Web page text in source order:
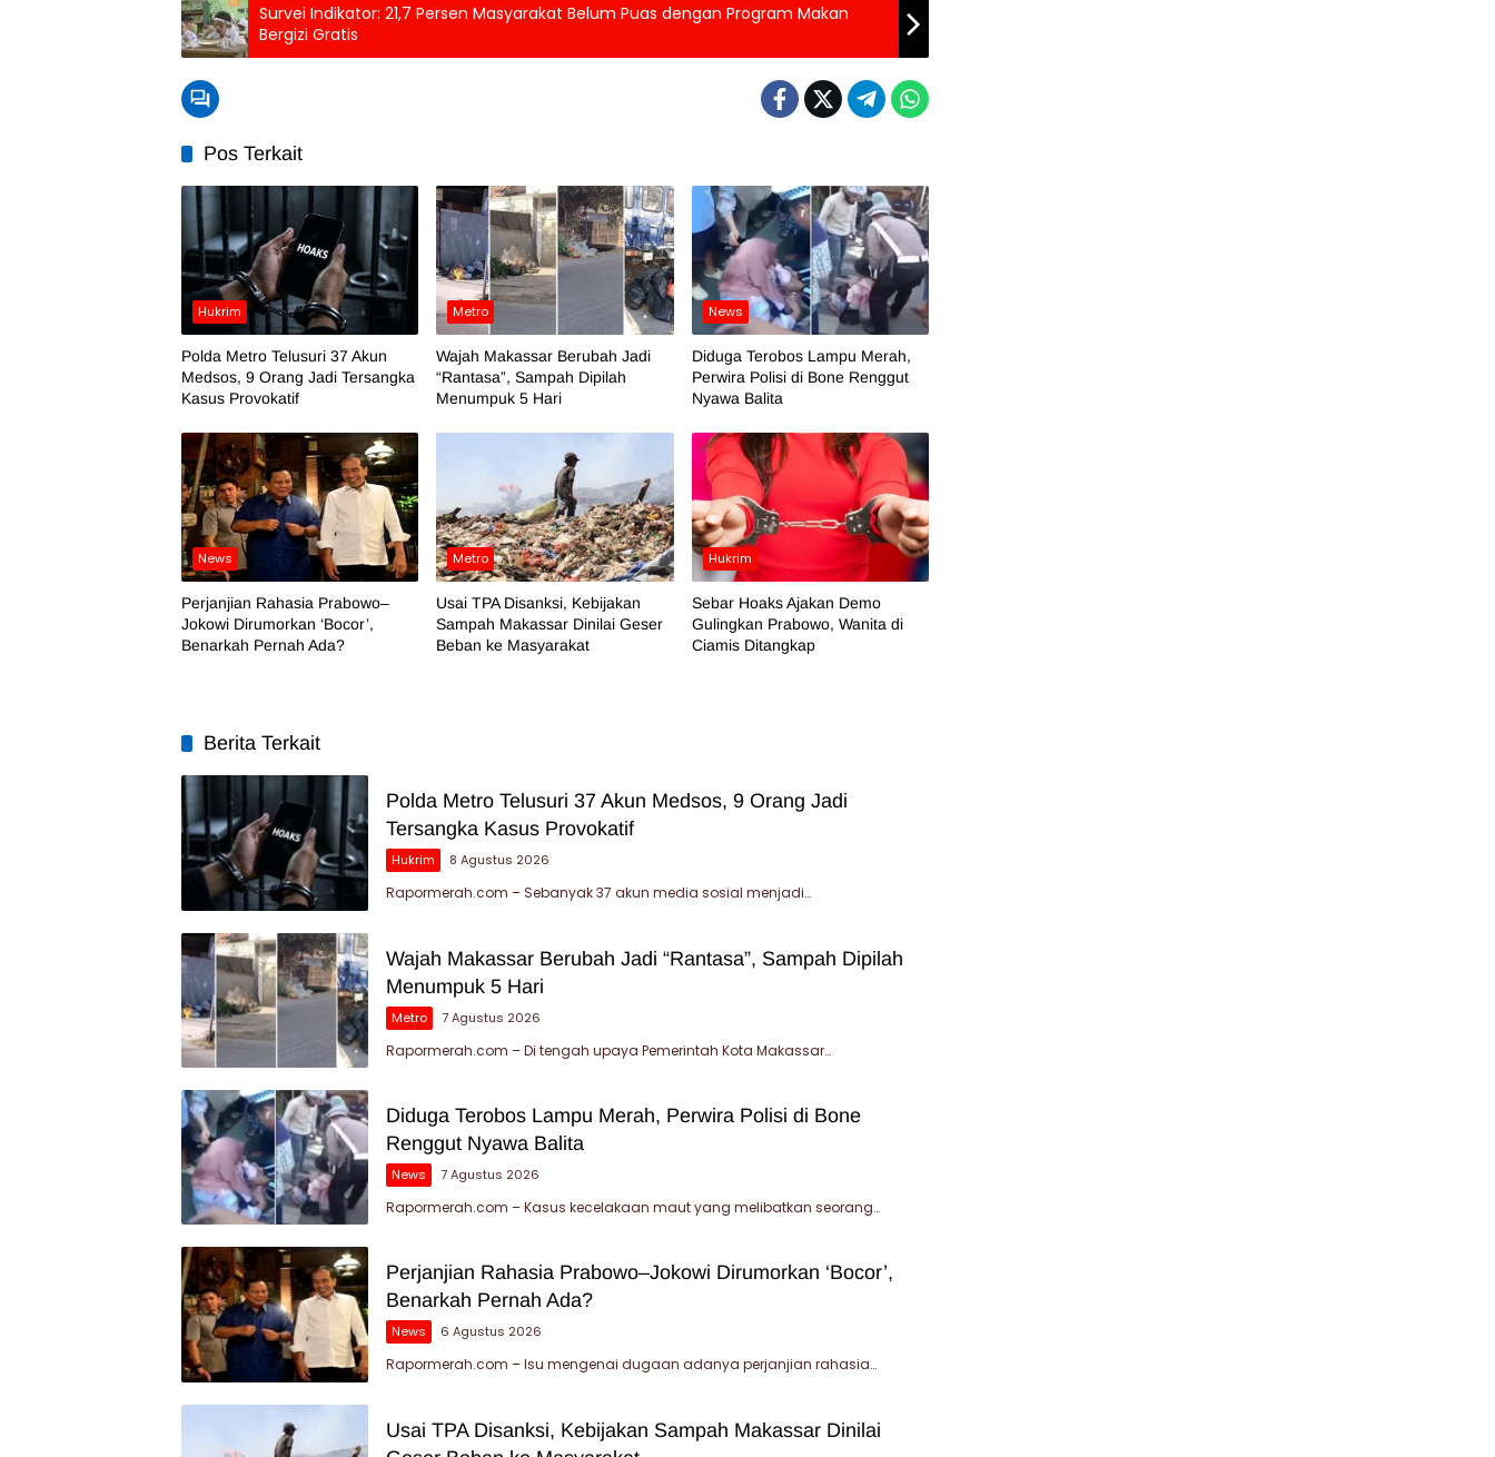
Survei Indikator: 21,7 Persen Masyarakat Belum Puas dengan Program Makan
Bergizi Gratis
Pos Terkait
Hukrim
Polda Metro Telusuri 37 Akun
Medsos, 9 Orang Jadi Tersangka
Kasus Provokatif
Metro
Wajah Makassar Berubah Jadi
“Rantasa”, Sampah Dipilah
Menumpuk 5 Hari
News
Diduga Terobos Lampu Merah,
Perwira Polisi di Bone Renggut
Nyawa Balita
News
Perjanjian Rahasia Prabowo–
Jokowi Dirumorkan ‘Bocor’,
Benarkah Pernah Ada?
Metro
Usai TPA Disanksi, Kebijakan
Sampah Makassar Dinilai Geser
Beban ke Masyarakat
Hukrim
Sebar Hoaks Ajakan Demo
Gulingkan Prabowo, Wanita di
Ciamis Ditangkap
Berita Terkait
Polda Metro Telusuri 37 Akun Medsos, 9 Orang Jadi
Tersangka Kasus Provokatif
Hukrim 8 Agustus 2026
Rapormerah.com – Sebanyak 37 akun media sosial menjadi…
Wajah Makassar Berubah Jadi “Rantasa”, Sampah Dipilah
Menumpuk 5 Hari
Metro 7 Agustus 2026
Rapormerah.com – Di tengah upaya Pemerintah Kota Makassar…
Diduga Terobos Lampu Merah, Perwira Polisi di Bone
Renggut Nyawa Balita
News 7 Agustus 2026
Rapormerah.com – Kasus kecelakaan maut yang melibatkan seorang…
Perjanjian Rahasia Prabowo–Jokowi Dirumorkan ‘Bocor’,
Benarkah Pernah Ada?
News 6 Agustus 2026
Rapormerah.com – Isu mengenai dugaan adanya perjanjian rahasia…
Usai TPA Disanksi, Kebijakan Sampah Makassar Dinilai